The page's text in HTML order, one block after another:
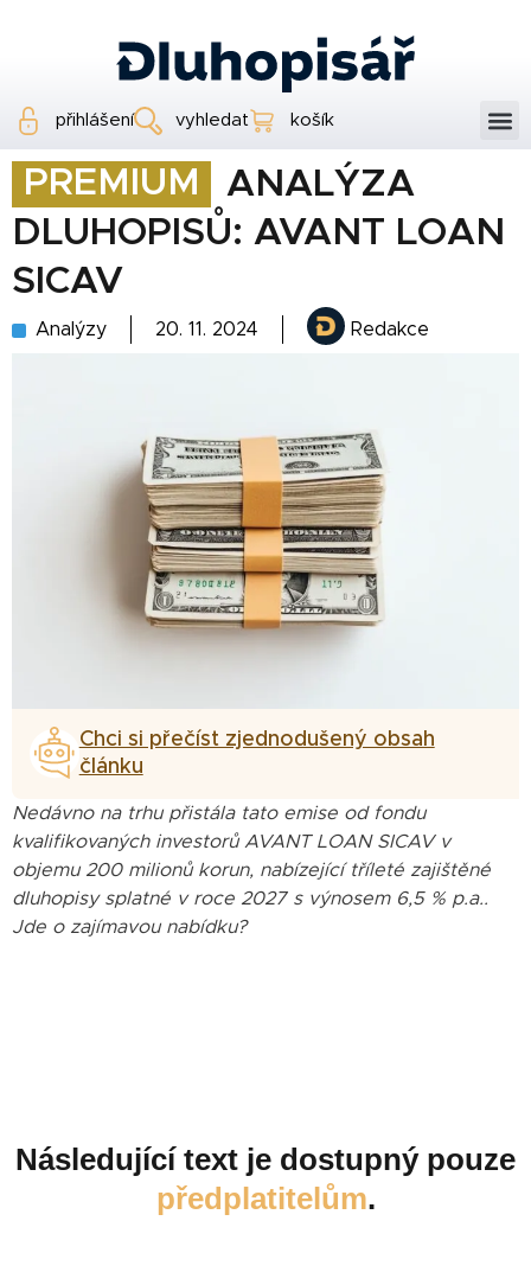
přihlášení vyhledat košík
PREMIUM
ANALÝZA
DLUHOPISŮ: AVANT LOAN
SICAV
Analýzy 20. 11. 2024 Redakce
Chci si přečíst zjednodušený obsah
článku
Nedávno na trhu přistála tato emise od fondu
kvalifikovaných investorů AVANT LOAN SICAV v
objemu 200 milionů korun, nabízející tříleté zajištěné
dluhopisy splatné v roce 2027 s výnosem 6,5 % p.a..
Jde o zajímavou nabídku?
Následující text je dostupný pouze
předplatitelům.